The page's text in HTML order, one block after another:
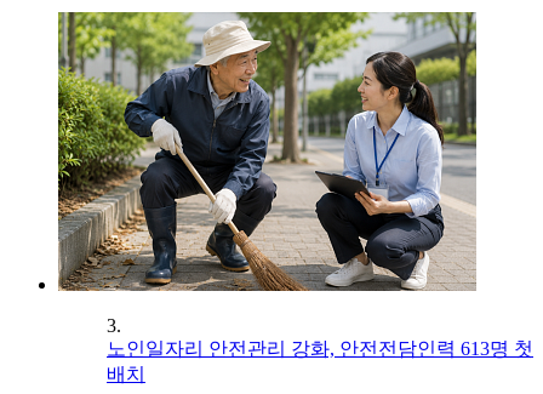
3.
노인일자리 안전관리 강화, 안전전담인력 613명 첫
배치